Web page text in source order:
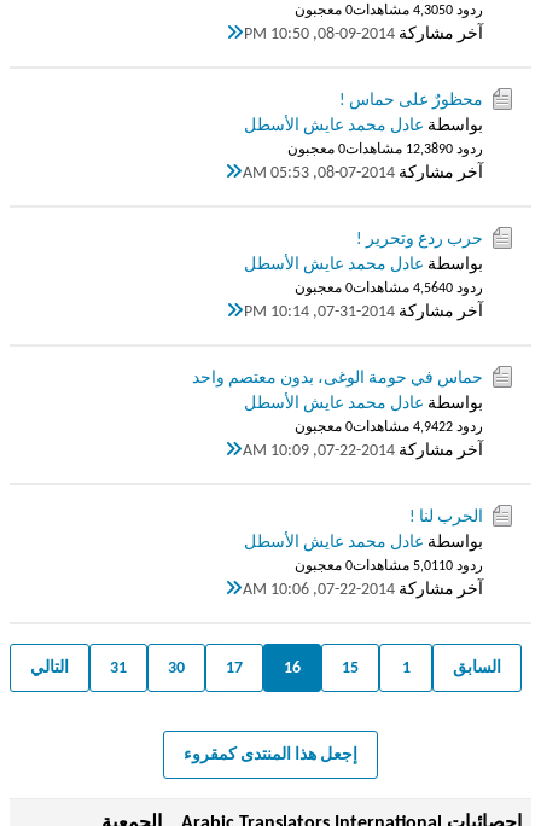
ردود 0 4,305 مشاهدات 0 معجبون
آخر مشاركة 08-09-2014, 10:50 PM
محظورٌ على حماس !
بواسطة عادل محمد عايش الأسطل
ردود 0 12,389 مشاهدات 0 معجبون
آخر مشاركة 08-07-2014, 05:53 AM
حرب ردع وتحرير !
بواسطة عادل محمد عايش الأسطل
ردود 0 4,564 مشاهدات 0 معجبون
آخر مشاركة 07-31-2014, 10:14 PM
حماس في حومة الوغى، بدون معتصم واحد
بواسطة عادل محمد عايش الأسطل
ردود 2 4,942 مشاهدات 0 معجبون
آخر مشاركة 07-22-2014, 10:09 AM
الحرب لنا !
بواسطة عادل محمد عايش الأسطل
ردود 0 5,011 مشاهدات 0 معجبون
آخر مشاركة 07-22-2014, 10:06 AM
السابق 1
15
16
17
30
31 التالي
إجعل هذا المنتدى كمقروء